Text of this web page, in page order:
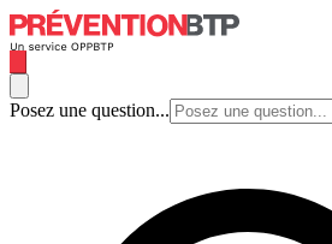
Posez une question...